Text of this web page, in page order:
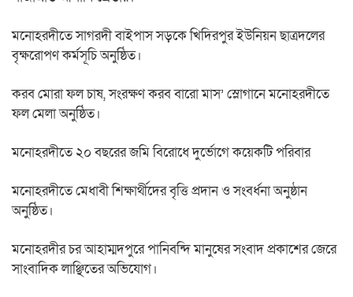
মনোহরদীতে সাগরদী বাইপাস সড়কে খিদিরপুর ইউনিয়ন ছাত্রদলের
বৃক্ষরোপণ কর্মসূচি অনুষ্ঠিত।
করব মোরা ফল চাষ, সংরক্ষণ করব বারো মাস’ স্লোগানে মনোহরদীতে
ফল মেলা অনুষ্ঠিত।
মনোহরদীতে ২০ বছরের জমি বিরোধে দুর্ভোগে কয়েকটি পরিবার
মনোহরদীতে মেধাবী শিক্ষার্থীদের বৃত্তি প্রদান ও সংবর্ধনা অনুষ্ঠান
অনুষ্ঠিত।
মনোহরদীর চর আহাম্মদপুরে পানিবন্দি মানুষের সংবাদ প্রকাশের জেরে
সাংবাদিক লাঞ্ছিতের অভিযোগ।